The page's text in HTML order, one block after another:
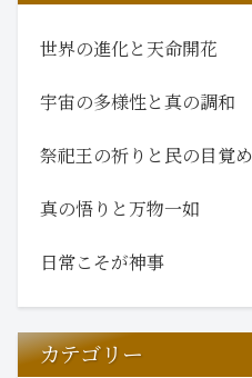
世界の進化と天命開花
宇宙の多様性と真の調和
祭祀王の祈りと民の目覚め
真の悟りと万物一如
日常こそが神事
カテゴリー